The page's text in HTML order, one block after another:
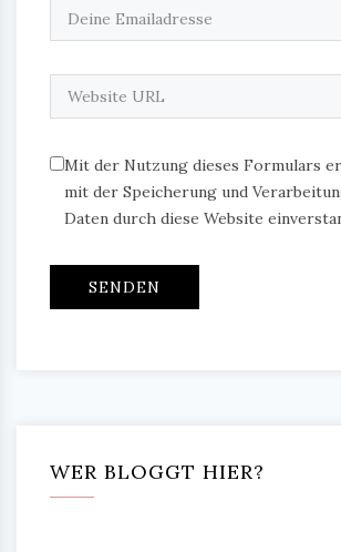
Mit der Nutzung dieses Formulars
mit der Speicherung und
Daten durch diese Website
WER BLOGGT HIER?